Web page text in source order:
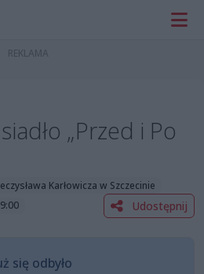
„Przed i Po
Karłowicza w Szczecinie
Udostępnij
się odbyło